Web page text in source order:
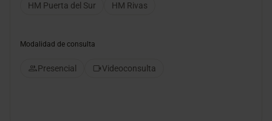
HM Puerta del Sur
HM Rivas
Modalidad de consulta
Presencial Videoconsulta